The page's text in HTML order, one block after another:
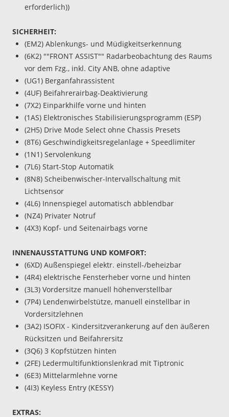
erforderlich))
SICHERHEIT:
(EM2) Ablenkungs- und Müdigkeitserkennung
(6K2) ""FRONT ASSIST"" Radarbeobachtung des Raums
vor dem Fzg., inkl. City ANB, ohne adaptive
(UG1) Berganfahrassistent
(4UF) Beifahrerairbag-Deaktivierung
(7X2) Einparkhilfe vorne und hinten
(1AS) Elektronisches Stabilisierungsprogramm (ESP)
(2H5) Drive Mode Select ohne Chassis Presets
(8T6) Geschwindigkeitsregelanlage + Speedlimiter
(1N1) Servolenkung
(7L6) Start-Stop Automatik
(8N8) Scheibenwischer-Intervallschaltung mit
Lichtsensor
(4L6) Innenspiegel automatisch abblendbar
(NZ4) Privater Notruf
(4X3) Kopf- und Seitenairbags vorne
INNENAUSSTATTUNG UND KOMFORT:
(6XD) Außenspiegel elektr. einstell-/beheizbar
(4R4) elektrische Fensterheber vorne und hinten
(3L3) Vordersitze manuell höhenverstellbar
(7P4) Lendenwirbelstütze, manuell einstellbar in
Vordersitzlehnen
(3A2) ISOFIX - Kindersitzverankerung auf den äußeren
Rücksitzen und Beifahrersitz
(3Q6) 3 Kopfstützen hinten
(2FE) Ledermultifunktionslenkrad mit Tiptronic
(6E3) Mittelarmlehne vorne
(4I3) Keyless Entry (KESSY)
EXTRAS: